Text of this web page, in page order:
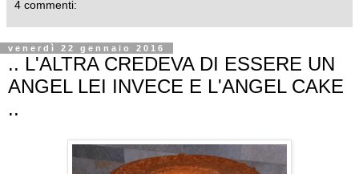
4 commenti:
venerdì 22 gennaio 2016
.. L'ALTRA CREDEVA DI ESSERE UN
ANGEL LEI INVECE E L'ANGEL CAKE
..